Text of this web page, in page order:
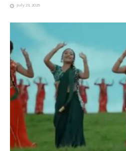
July 23, 2026